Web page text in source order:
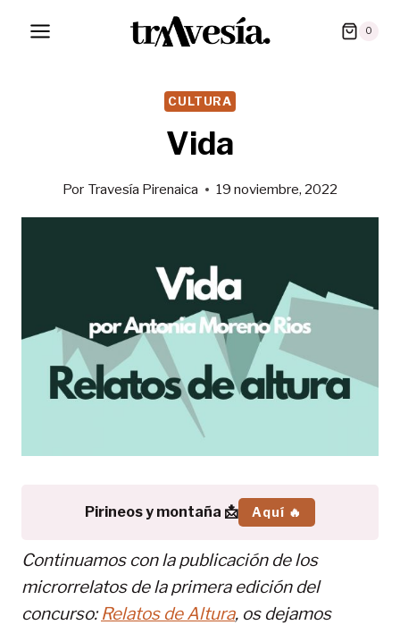
0
CULTURA
Vida
Por Travesía Pirenaica 19 noviembre, 2022
Pirineos y montaña 📩 Aquí 🔥
Continuamos con la publicación de los
microrrelatos de la primera edición del
concurso:Relatos de Altura, os dejamos